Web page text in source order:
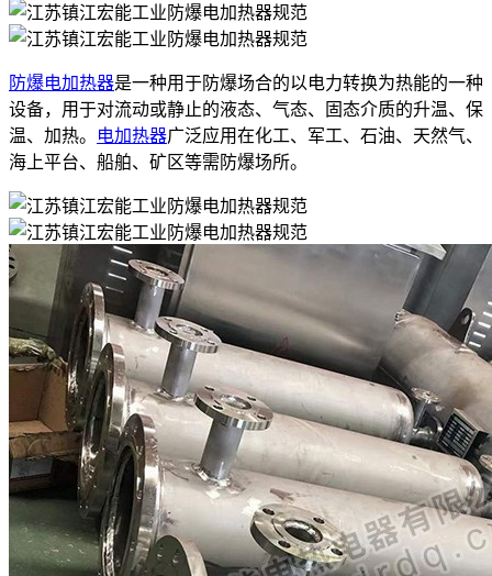
防爆电加热器是一种用于防爆场合的以电力转换为热能的一种
设备，用于对流动或静止的液态、气态、固态介质的升温、保
温、加热。
电加热器广泛应用在化工、军工、石油、天然气、
海上平台、船舶、矿区等需防爆场所。